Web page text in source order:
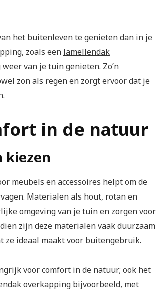
het buitenleven te genieten dan in je
zoals een lamellendak
van je tuin genieten. Zo’n
zon als regen en zorgt ervoor dat je
in de natuur
meubels en accessoires helpt om de
Materialen als hout, rotan en
omgeving van je tuin en zorgen voor
zijn deze materialen vaak duurzaam
ze ideaal maakt voor buitengebruik.
voor comfort in de natuur; ook het
overkapping bijvoorbeeld, met